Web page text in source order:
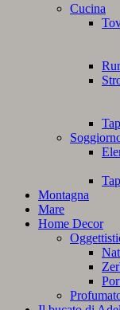
Cucina
Montagna
Mare
Home Decor